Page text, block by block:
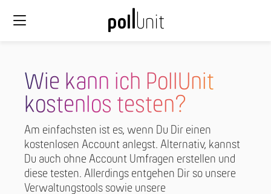
Wie kann ich PollUnit
kostenlos testen?
Am einfachsten ist es, wenn Du Dir einen
kostenlosen Account anlegst. Alternativ, kannst
Du auch ohne Account Umfragen erstellen und
diese testen. Allerdings entgehen Dir so unsere
Verwaltungstools sowie unsere